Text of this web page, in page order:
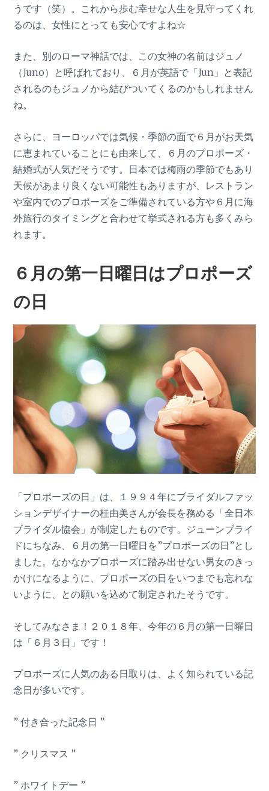
うです（笑）。これから歩む幸せな人生を見守ってくれ
るのは、女性にとっても安心ですよね☆
また、別のローマ神話では、この女神の名前はジュノ
（Juno）と呼ばれており、６月が英語で「Jun」と表記
されるのもジュノから結びついてくるのかもしれません
ね。
さらに、ヨーロッパでは気候・季節の面で６月がお天気
に恵まれていることにも由来して、６月のプロポーズ・
結婚式が人気だそうです。日本では梅雨の季節でもあり
天候があまり良くない可能性もありますが、レストラン
や室内でのプロポーズをご準備されている方や６月に海
外旅行のタイミングと合わせて挙式される方も多くみら
れます。
６月の第一日曜日はプロポーズ
の日
「プロポーズの日」は、１９９４年にブライダルファッ
ションデザイナーの桂由美さんが会長を務める「全日本
ブライダル協会」が制定したものです。ジューンブライ
ドにちなみ、６月の第一日曜日を”プロポーズの日”とし
ました。なかなかプロポーズに踏み出せない男女のきっ
かけになるように、プロポーズの日をいつまでも忘れな
いように、との願いを込めて制定されたそうです。
そしてみなさま！２０１８年、今年の６月の第一日曜日
は「６月３日」です！
プロポーズに人気のある日取りは、よく知られている記
念日が多いです。
” 付き合った記念日 ”
” クリスマス ”
” ホワイトデー ”